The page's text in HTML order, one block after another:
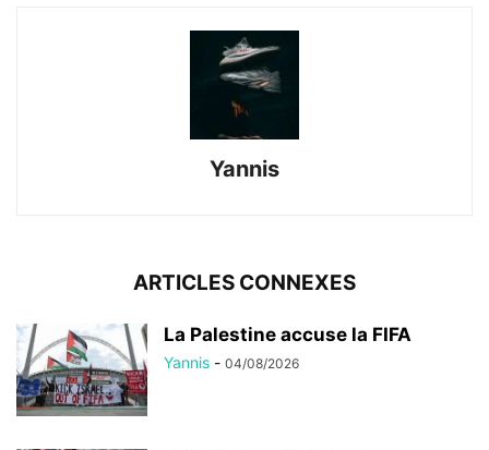
Yannis
ARTICLES CONNEXES
La Palestine accuse la FIFA
Yannis - 04/08/2026